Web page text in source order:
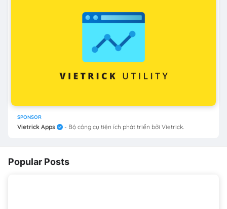
SPONSOR
Vietrick Apps - Bộ công cụ tiện ích phát triển bởi Vietrick.
Popular Posts